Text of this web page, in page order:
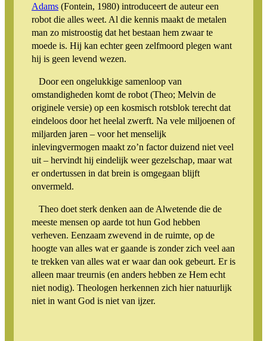
Adams (Fontein, 1980) introduceert de auteur een
robot die alles weet. Al die kennis maakt de metalen
man zo mistroostig dat het bestaan hem zwaar te
moede is. Hij kan echter geen zelfmoord plegen want
hij is geen levend wezen.
Door een ongelukkige samenloop van
omstandigheden komt de robot (Theo; Melvin de
originele versie) op een kosmisch rotsblok terecht dat
eindeloos door het heelal zwerft. Na vele miljoenen of
miljarden jaren – voor het menselijk
inlevingvermogen maakt zo’n factor duizend niet veel
uit – hervindt hij eindelijk weer gezelschap, maar wat
er ondertussen in dat brein is omgegaan blijft
onvermeld.
Theo doet sterk denken aan de Alwetende die de
meeste mensen op aarde tot hun God hebben
verheven. Eenzaam zwevend in de ruimte, op de
hoogte van alles wat er gaande is zonder zich veel aan
te trekken van alles wat er waar dan ook gebeurt. Er is
alleen maar treurnis (en anders hebben ze Hem echt
niet nodig). Theologen herkennen zich hier natuurlijk
niet in want God is niet van ijzer.